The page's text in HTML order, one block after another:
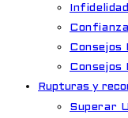
Consejos
Consejos
Rupturas y
Superar